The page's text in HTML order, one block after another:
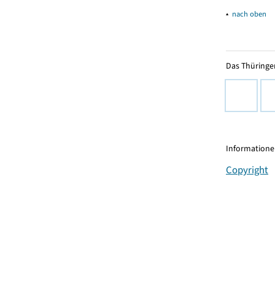
▴ nach oben
Das
Copyright